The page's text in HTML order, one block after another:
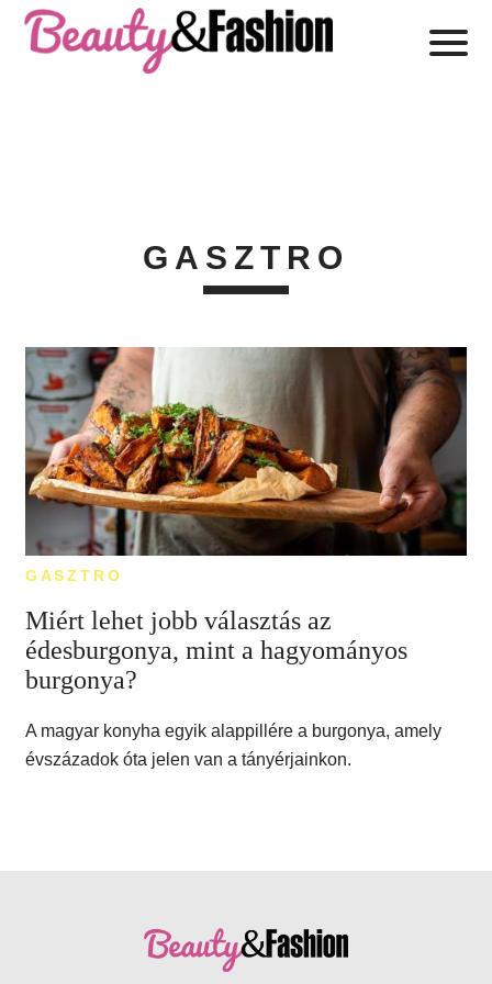
GASZTRO
GASZTRO
Miért lehet jobb választás az
édesburgonya, mint a hagyományos
burgonya?
A magyar konyha egyik alappillére a burgonya, amely
évszázadok óta jelen van a tányérjainkon.